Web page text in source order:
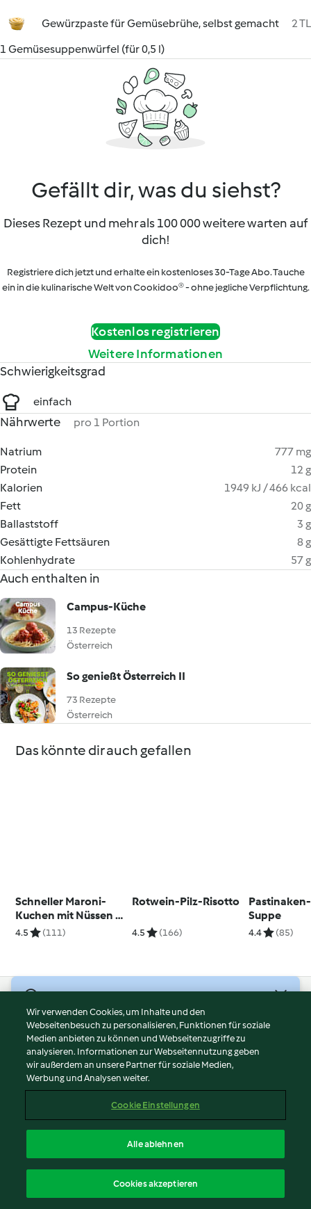
Gewürzpaste für Gemüsebrühe, selbst gemacht
2 TL
1 Gemüsesuppenwürfel (für 0,5 l)
Gefällt dir, was du siehst?
Dieses Rezept und mehr als 100 000 weitere warten auf
dich!
Registriere dich jetzt und erhalte ein kostenloses 30-Tage Abo. Tauche
ein in die kulinarische Welt von Cookidoo® - ohne jegliche Verpflichtung.
Kostenlos registrieren
Weitere Informationen
Schwierigkeitsgrad
einfach
Nährwerte pro 1 Portion
Natrium
777 mg
Protein
12 g
Kalorien
1949 kJ / 466 kcal
Fett
20 g
Ballaststoff
3 g
Gesättigte Fettsäuren
8 g
Kohlenhydrate
57 g
Auch enthalten in
Campus-Küche
13 Rezepte
Österreich
So genießt Österreich II
73 Rezepte
Österreich
Das könnte dir auch gefallen
Schneller Maroni-
Kuchen mit Nüssen &
Schoko
4.5 (111)
Rotwein-Pilz-Risotto
4.5 (166)
Suppe
4.4 (85)
Nutzungsbedingungen
Datenschutzrichtlinien
Disclaimer
Impressum
Inhalt melden
Erklärung zur Barrierefreiheit
Wir verwenden Cookies, um Inhalte und den
Webseitenbesuch zu personalisieren, Funktionen für soziale
Medien anbieten zu können und Webseitenzugriffe zu
analysieren. Informationen zur Webseitennutzung geben
wir außerdem an unsere Partner für soziale Medien,
Werbung und Analysen weiter.
Cookie Einstellungen
Alle ablehnen
Cookies akzeptieren